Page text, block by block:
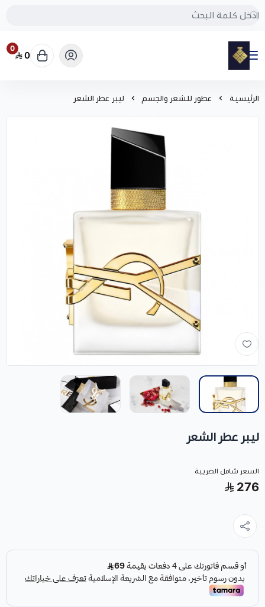
مود
0
0
الرئيسية عطور للشعر والجسم ليبر عطر الشعر
ليبر عطر الشعر
السعر شامل الضريبة
276